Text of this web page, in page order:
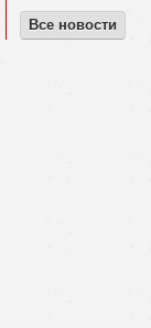
Все новости